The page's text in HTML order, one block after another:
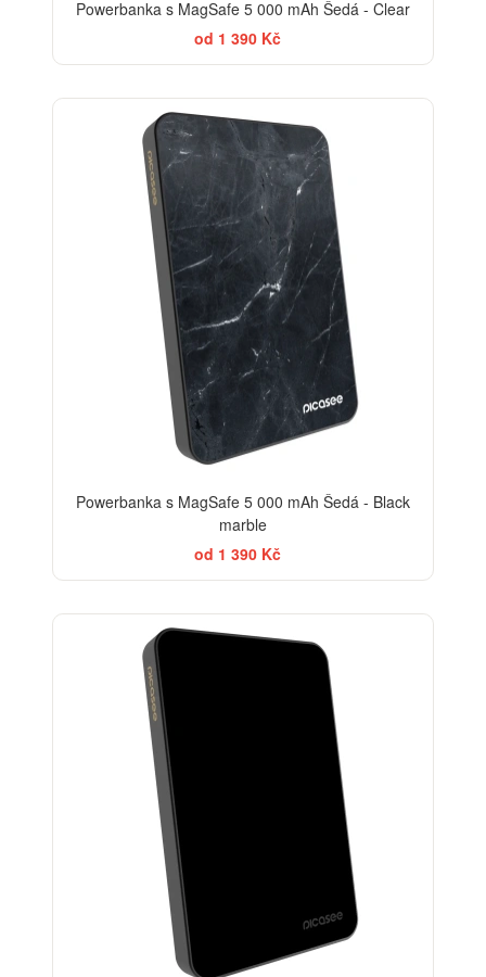
Powerbanka s MagSafe 5 000 mAh Šedá - Clear
od 1 390 Kč
Powerbanka s MagSafe 5 000 mAh Šedá - Black
marble
od 1 390 Kč